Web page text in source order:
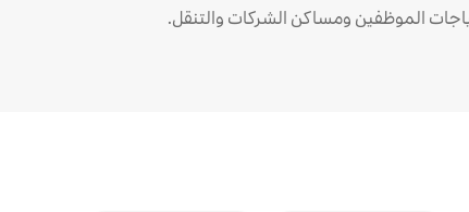
الموظفين ومساكن الشركات والتنقل.